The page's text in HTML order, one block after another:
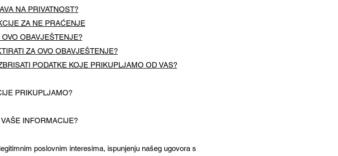
NA PRIVATNOST?
ZA NE PRAĆENJE
OBAVJEŠTENJE?
ZA OVO OBAVJEŠTENJE?
PODATKE KOJE PRIKUPLJAMO OD VAS?
PRIKUPLJAMO?
INFORMACIJE?
poslovnim interesima, ispunjenju našeg ugovora s